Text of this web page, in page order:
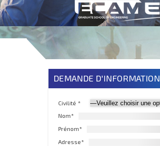
DEMANDE D'INFORMATION
Civilité *
Nom*
Prénom*
Adresse*